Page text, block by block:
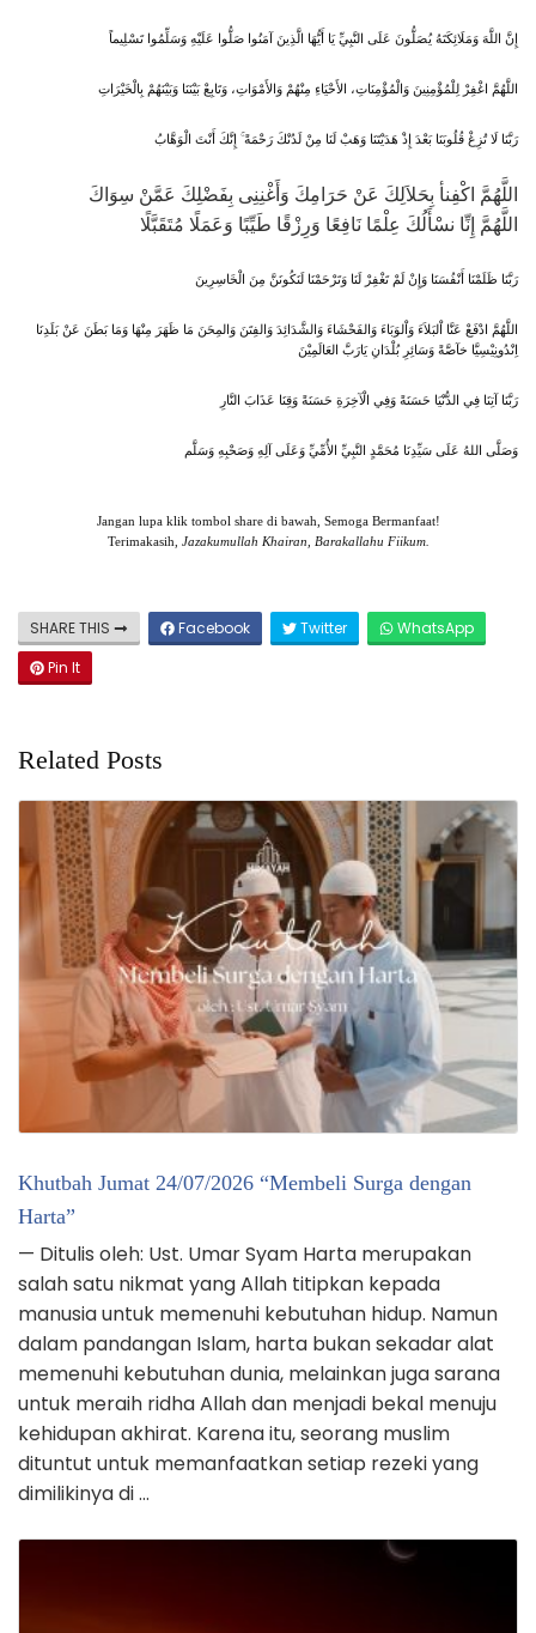
إِنَّ اللَّهَ وَمَلَائِكَتَهُ يُصَلُّونَ عَلَى النَّبِيِّ يَا أَيُّهَا الَّذِينَ آمَنُوا صَلُّوا عَلَيْهِ وَسَلِّمُوا تَسْلِيماً
اللَّهُمَّ اغْفِرْ لِلْمُؤْمِنِينَ وَالْمُؤْمِنَاتِ، الأَحْيَاءِ مِنْهُمْ وَالأَمْوَاتِ، وَتَابِعْ بَيْنَنَا وَبَيْنَهُمْ بِالْخَيْرَاتِ
رَبَّنَا لَا تُزِغْ قُلُوبَنَا بَعْدَ إِذْ هَدَيْتَنَا وَهَبْ لَنَا مِنْ لَدُنْكَ رَحْمَةً ۚ إِنَّكَ أَنْتَ الْوَهَّابُ
اللَّهُمَّ اكْفِنأ بِحَلاَلِكَ عَنْ حَرَامِكَ وَأَغْنِنِى بِفَضْلِكَ عَمَّنْ سِوَاكَ
اللَّهُمَّ إِنِّا نسْأَلُكَ عِلْمًا نَافِعًا وَرِزْقًا طَيِّبًا وَعَمَلًا مُتَقَبَّلًا
رَبَّنَا ظَلَمْنَا أَنْفُسَنَا وَإِنْ لَمْ تَغْفِرْ لَنَا وَتَرْحَمْنَا لَنَكُونَنَّ مِنَ الْخَاسِرِينَ
اللَّهُمَّ ادْفَعْ عَنَّا اْلبَلاَءَ وَاْلوَبَاءَ وَالفَحْشَاءَ وَالشَّدَائِدَ وَالفِتَنَ وَالمِحَنَ مَا ظَهَرَ مِنْهَا وَمَا بَطَنَ عَنْ بَلَدِنَا
اِنْدُونِيْسِيَّا خآصَّةً وَسَائِرِ بُلْدَانِ يَارَبَّ العَالَمِيْنَ
رَبَّنَا آتِنَا فِي الدُّنْيَا حَسَنَةً وَفِي الْآخِرَةِ حَسَنَةً وَقِنَا عَذَابَ النَّارِ
وَصَلَّى اللهُ عَلَى سَيِّدِنَا مُحَمَّدٍ النَّبِيِّ الأُمِّيِّ وَعَلَى آلِهِ وَصَحْبِهِ وَسَلَّم
Jangan lupa klik tombol share di bawah, Semoga Bermanfaat!
Terimakasih, Jazakumullah Khairan, Barakallahu Fiikum.
SHARE THIS Facebook Twitter
WhatsApp
Pin It
Related Posts
Khutbah Jumat 24/07/2026 “Membeli Surga dengan
Harta”
— Ditulis oleh: Ust. Umar Syam Harta merupakan
salah satu nikmat yang Allah titipkan kepada
manusia untuk memenuhi kebutuhan hidup. Namun
dalam pandangan Islam, harta bukan sekadar alat
memenuhi kebutuhan dunia, melainkan juga sarana
untuk meraih ridha Allah dan menjadi bekal menuju
kehidupan akhirat. Karena itu, seorang muslim
dituntut untuk memanfaatkan setiap rezeki yang
dimilikinya di …